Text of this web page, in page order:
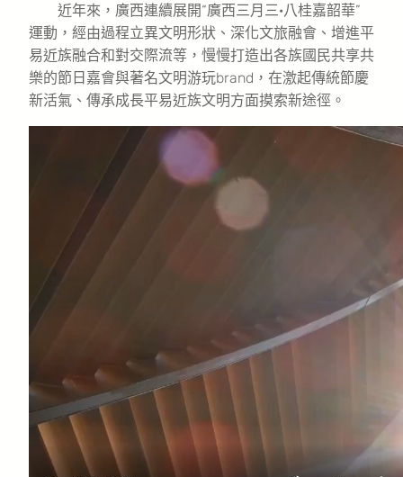
近年來，廣西連續展開“廣西三月三·八桂嘉韶華”
運動，經由過程立異文明形狀、深化文旅融會、增進平
易近族融合和對交際流等，慢慢打造出各族國民共享共
樂的節日嘉會與著名文明游玩brand，在激起傳統節慶
新活氣、傳承成長平易近族文明方面摸索新途徑。